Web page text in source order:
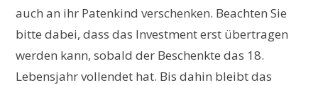
auch an ihr Patenkind verschenken. Beachten Sie
bitte dabei, dass das Investment erst übertragen
werden kann, sobald der Beschenkte das 18.
Lebensjahr vollendet hat. Bis dahin bleibt das